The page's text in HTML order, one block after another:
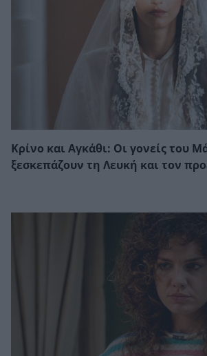
Κρίνο και Αγκάθι: Οι γονείς του
ξεσκεπάζουν τη Λευκή και τον